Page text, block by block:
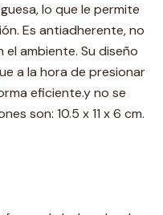
lo que le permite
Es antiadherente, no
el ambiente. Su diseño
a la hora de presionar
eficiente.y no se
son: 10.5 x 11 x 6 cm.